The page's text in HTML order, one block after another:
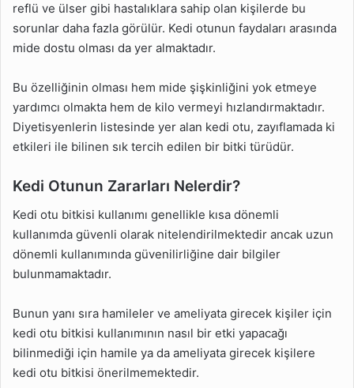
reflü ve ülser gibi hastalıklara sahip olan kişilerde bu
sorunlar daha fazla görülür. Kedi otunun faydaları arasında
mide dostu olması da yer almaktadır.
Bu özelliğinin olması hem mide şişkinliğini yok etmeye
yardımcı olmakta hem de kilo vermeyi hızlandırmaktadır.
Diyetisyenlerin listesinde yer alan kedi otu, zayıflamada ki
etkileri ile bilinen sık tercih edilen bir bitki türüdür.
Kedi Otunun Zararları Nelerdir?
Kedi otu bitkisi kullanımı genellikle kısa dönemli
kullanımda güvenli olarak nitelendirilmektedir ancak uzun
dönemli kullanımında güvenilirliğine dair bilgiler
bulunmamaktadır.
Bunun yanı sıra hamileler ve ameliyata girecek kişiler için
kedi otu bitkisi kullanımının nasıl bir etki yapacağı
bilinmediği için hamile ya da ameliyata girecek kişilere
kedi otu bitkisi önerilmemektedir.